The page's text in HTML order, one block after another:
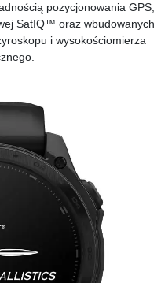
pozycjonowania GPS,
SatIQ™ oraz wbudowanych
i wysokościomierza